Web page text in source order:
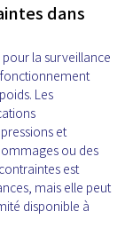
dans
la surveillance
Les
et
ou des
est
mais elle peut
disponible à